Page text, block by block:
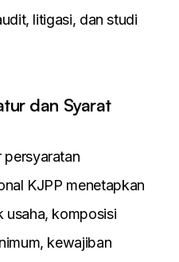
litigasi, dan studi
dan Syarat
persyaratan
KJPP menetapkan
usaha, komposisi
kewajiban